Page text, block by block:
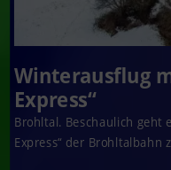
Winterausflug
Express“
Brohltal. Beschaulich geht
Express“ der Brohltalbahn